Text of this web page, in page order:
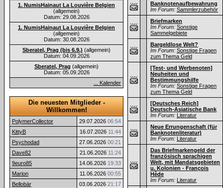
1. NumisHainaut La Louvière Belgien
(allgemein)
Datum: 29.08.2026
1. NumisHainaut La Louvière Belgien
(allgemein)
Datum: 30.08.2026
Sberatel, Prag (bis 6.9.) (allgemein)
Datum: 04.09.2026
Sberatel, Prag (allgemein)
Datum: 05.09.2026
... Kalender
Die neuesten Mitglieder -
Willkommen!
PolymerCollector 29.07.2026 06:54
KittyB
16.07.2026 11:44
Psychodad
27.06.2026 00:21
Dave82
21.06.2026 11:24
9euro85
14.06.2026 19:33
Marion
11.06.2026 00:55
Bellobär
03.06.2026 21:17
Banknotenaufbewahrung
Im Forum: Sammlerzubehör
Briefmarken
Im Forum: Sonstige
Sammelgebiete
Bargeldlose Welt?
Im Forum: Sonstige Fragen
zum Thema Geld
[Test- und Werbenoten]
Neuheiten und
Bestimmungshilfe
Im Forum: Sonstige Fragen
zum Thema Geld
[Deutsches Reich]
Deutsch-Asiatische Bank
Im Forum: Literatur
Neue Errungenschaft (für
Banknotenliteratur)
Im Forum: Literatur
Das Briefmarkengeld der
französisch sprachigen
Welt, mit Mandatsgebieten
u. Kolonien - François
Hède
Im Forum: Literatur